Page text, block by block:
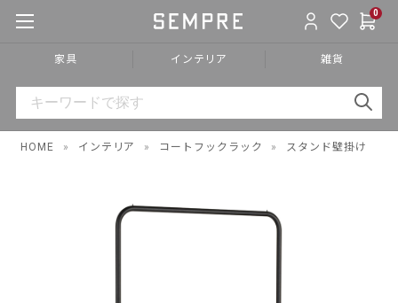
0
家具 インテリア 雑貨
HOME » インテリア » コートフックラック » スタンド壁掛け